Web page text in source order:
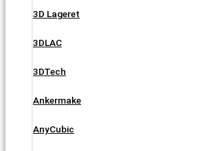
3D Lageret
3DLAC
3DTech
Ankermake
AnyCubic